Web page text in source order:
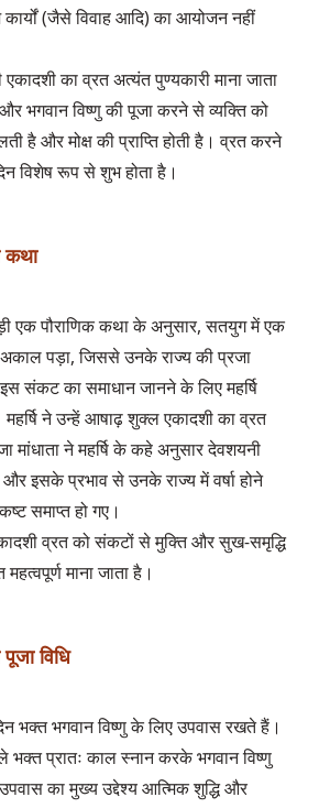
(जैसे विवाह आदि) का आयोजन नहीं
का व्रत अत्यंत पुण्यकारी माना जाता
भगवान विष्णु की पूजा करने से व्यक्ति को
है और मोक्ष की प्राप्ति होती है। व्रत करने
विशेष रूप से शुभ होता है।
कथा
एक पौराणिक कथा के अनुसार, सतयुग में एक
अकाल पड़ा, जिससे उनके राज्य की प्रजा
संकट का समाधान जानने के लिए महर्षि
महर्षि ने उन्हें आषाढ़ शुक्ल एकादशी का व्रत
मांधाता ने महर्षि के कहे अनुसार देवशयनी
इसके प्रभाव से उनके राज्य में वर्षा होने
समाप्त हो गए।
व्रत को संकटों से मुक्ति और सुख-समृद्धि
माना जाता है।
विधि
भक्त भगवान विष्णु के लिए उपवास रखते हैं।
भक्त प्रातः काल स्नान करके भगवान विष्णु
का मुख्य उद्देश्य आत्मिक शुद्धि और